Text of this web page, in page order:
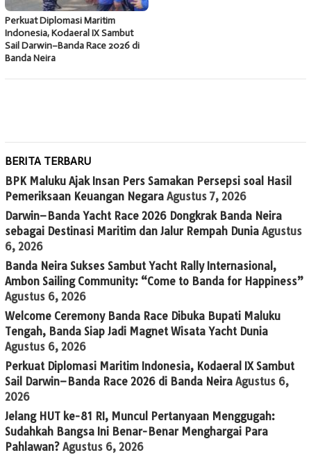
Perkuat Diplomasi Maritim
Indonesia, Kodaeral IX Sambut
Sail Darwin–Banda Race 2026 di
Banda Neira
BERITA TERBARU
BPK Maluku Ajak Insan Pers Samakan Persepsi soal Hasil
Pemeriksaan Keuangan Negara Agustus 7, 2026
Darwin–Banda Yacht Race 2026 Dongkrak Banda Neira
sebagai Destinasi Maritim dan Jalur Rempah Dunia Agustus
6, 2026
Banda Neira Sukses Sambut Yacht Rally Internasional,
Ambon Sailing Community: “Come to Banda for Happiness”
Agustus 6, 2026
Welcome Ceremony Banda Race Dibuka Bupati Maluku
Tengah, Banda Siap Jadi Magnet Wisata Yacht Dunia
Agustus 6, 2026
Perkuat Diplomasi Maritim Indonesia, Kodaeral IX Sambut
Sail Darwin–Banda Race 2026 di Banda Neira Agustus 6,
2026
Jelang HUT ke-81 RI, Muncul Pertanyaan Menggugah:
Sudahkah Bangsa Ini Benar-Benar Menghargai Para
Pahlawan? Agustus 6, 2026